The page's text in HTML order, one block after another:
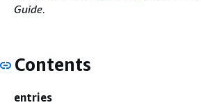
Guide.
Contents
entries